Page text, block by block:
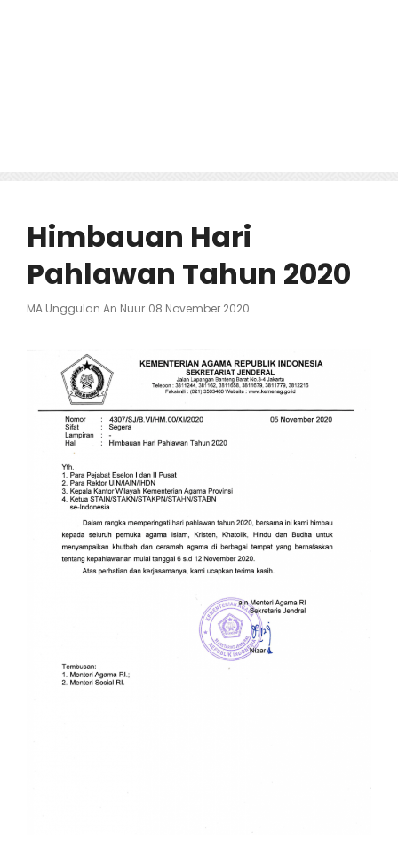
Himbauan Hari
Pahlawan Tahun 2020
MA Unggulan An Nuur Posted
08 November 2020